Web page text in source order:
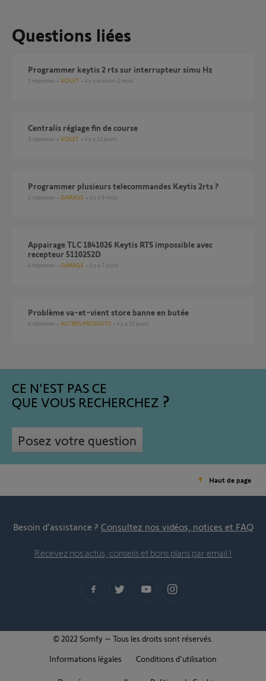
Questions liées
Programmer keytis 2 rts sur interrupteur simu Hz
2 réponses VOLET il y a environ 2 mois
Centralis réglage fin de course
3 réponses VOLET il y a 13 jours
programmer plusieurs telecommandes Keytis 2rts ?
2 réponses GARAGE il y a 6 mois
Appairage TLC 1841026 Keytis RTS impossible avec
recepteur 5110252D
4 réponses GARAGE il y a 7 jours
Problème va-et-vient store banne en butée
6 réponses AUTRES PRODUITS il y a 10 jours
CE N'EST PAS CE
QUE VOUS RECHERCHEZ
Posez votre question
Haut de page
Besoin d’assistance ? Consultez nos vidéos, notices et FAQ
Recevez nos actus, conseils et bons plans par email !
© 2022 Somfy – Tous les droits sont réservés.
Informations légales
Conditions d'utilisation